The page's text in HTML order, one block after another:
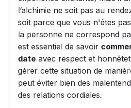
l’alchimie ne soit pas au
soit parce que vous n'êtes
la personne ne correspond
est essentiel de savoir
date avec respect et
gérer cette situation de
peut éviter bien des
des relations cordiales.